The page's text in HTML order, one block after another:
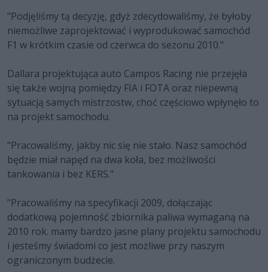
"Podjęliśmy tą decyzję, gdyż zdecydowaliśmy, że byłoby
niemożliwe zaprojektować i wyprodukować samochód
F1 w krótkim czasie od czerwca do sezonu 2010."
Dallara projektująca auto Campos Racing nie przejęła
się także wojną pomiędzy FIA i FOTA oraz niepewną
sytuacją samych mistrzostw, choć częściowo wpłynęło to
na projekt samochodu.
"Pracowaliśmy, jakby nic się nie stało. Nasz samochód
będzie miał napęd na dwa koła, bez możliwości
tankowania i bez KERS."
"Pracowaliśmy na specyfikacji 2009, dołączając
dodatkową pojemność zbiornika paliwa wymaganą na
2010 rok. mamy bardzo jasne plany projektu samochodu
i jesteśmy świadomi co jest możliwe przy naszym
ograniczonym budżecie.